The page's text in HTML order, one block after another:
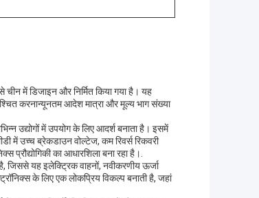
में डिजाइन और निर्मित किया गया है। यह
करनान्यूनतम आदेश मात्रा और मूल्य भाग संख्या
उद्योगों में उपयोग के लिए आदर्श बनाता है। इसमें
में उच्च ब्रेकडाउन वोल्टेज, कम रिवर्स रिकवरी
का आधारशिला बना रहा है।.
जिससे यह इलेक्ट्रिक वाहनों, नवीकरणीय ऊर्जा
के लिए एक लोकप्रिय विकल्प बनाती है, जहां